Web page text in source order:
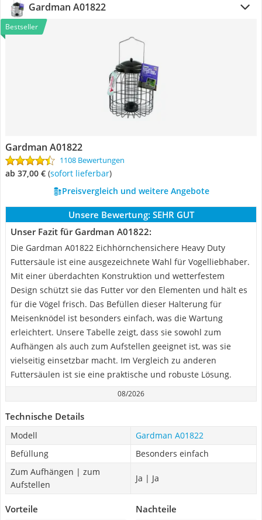
Gardman A01822
Bestseller
Gardman A01822
1108 Bewertungen
ab 37,00 € ( Sofort lieferbar)
Preisvergleich und weitere Angebote
Unsere Bewertung: SEHR GUT
Unser Fazit für Gardman A01822:
Die Gardman A01822 Eichhörnchensichere Heavy Duty
Futtersäule ist eine ausgezeichnete Wahl für Vogelliebhaber.
Mit einer überdachten Konstruktion und wetterfestem
Design schützt sie das Futter vor den Elementen und hält es
für die Vögel frisch. Das Befüllen dieser Halterung für
Meisenknödel ist besonders einfach, was die Wartung
erleichtert. Unsere Tabelle zeigt, dass sie sowohl zum
Aufhängen als auch zum Aufstellen geeignet ist, was sie
vielseitig einsetzbar macht. Im Vergleich zu anderen
Futtersäulen ist sie eine praktische und robuste Lösung.
08/2026
Technische Details
Modell
Gardman A01822
Befüllung
Besonders einfach
Zum Aufhängen | zum
Aufstellen
Ja | Ja
Vorteile Nachteile